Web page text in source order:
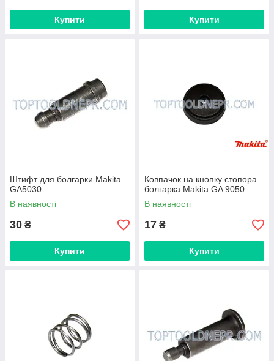
Купити Купити
Штифт для болгарки Makita
GA5030
В наявності
30 ₴
Купити
Ковпачок на кнопку стопора
болгарка Makita GA 9050
В наявності
17 ₴
Купити